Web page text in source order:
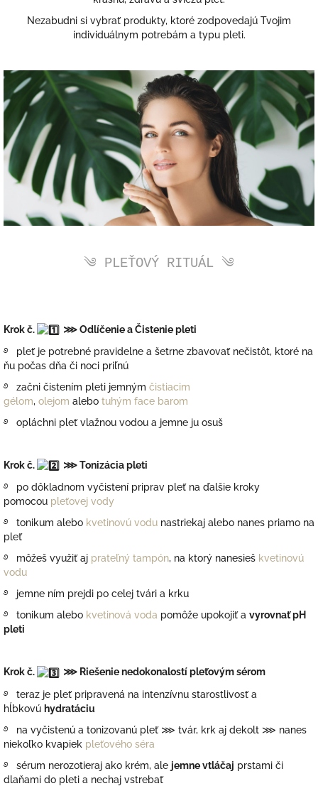
Nezabudni si vybrať produkty, ktoré zodpovedajú Tvojim
individuálnym potrebám a typu pleti.
༄ PLEŤOVÝ RITUÁL ༄
Krok č.
⋙ Odlíčenie a Čistenie pleti
࿔ pleť je potrebné pravidelne a šetrne zbavovať nečistôt, ktoré na
ňu počas dňa či noci priľnú
࿔ začni čistením pleti jemným čistiacim
gélom, olejom alebo tuhým face barom
࿔ opláchni pleť vlažnou vodou a jemne ju osuš
Krok č.
⋙ Tonizácia pleti
࿔ po dôkladnom vyčistení priprav pleť na ďalšie kroky
pomocou pleťovej vody
࿔ tonikum alebo kvetinovú vodu nastriekaj alebo nanes priamo na
pleť
࿔ môžeš využiť aj prateľný tampón, na ktorý nanesieš kvetinovú
vodu
࿔ jemne ním prejdi po celej tvári a krku
࿔ tonikum alebo kvetinová voda pomôže upokojiť a vyrovnať pH
pleti
Krok č.
⋙ Riešenie nedokonalostí pleťovým sérom
࿔ teraz je pleť pripravená na intenzívnu starostlivosť a
hĺbkovú hydratáciu
࿔ na vyčistenú a tonizovanú pleť ⋙ tvár, krk aj dekolt ⋙ nanes
niekoľko kvapiek pleťového séra
࿔ sérum nerozotieraj ako krém, ale jemne vtláčaj prstami či
dlaňami do pleti a nechaj vstrebať